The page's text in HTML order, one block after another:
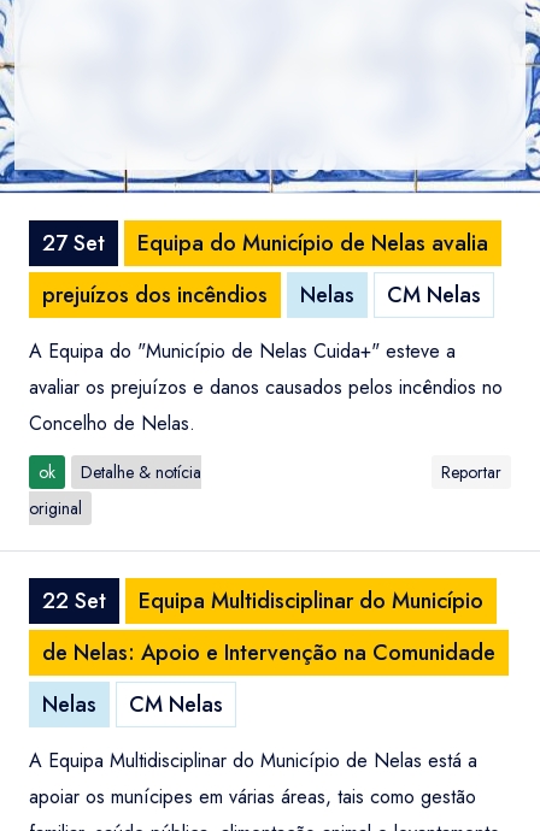
27 Set
Equipa do Município de Nelas avalia
prejuízos dos incêndios
Nelas CM Nelas
A Equipa do "Município de Nelas Cuida+" esteve a
avaliar os prejuízos e danos causados pelos incêndios no
Concelho de Nelas.
ok
Detalhe & notícia
original
Reportar
22 Set
Equipa Multidisciplinar do Município
de Nelas: Apoio e Intervenção na Comunidade
Nelas
CM Nelas
A Equipa Multidisciplinar do Município de Nelas está a
apoiar os munícipes em várias áreas, tais como gestão